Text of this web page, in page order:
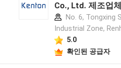
Co., Ltd. 제조업
No. 6, Tongxing
Industrial Zone,
5.0
확인된 공급자